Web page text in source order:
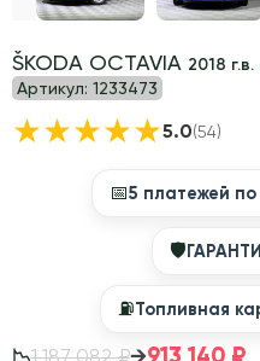
ŠKODA OCTAVIA 2018
Артикул: 1233473
★★★★★5.0(54)
📅5 платежей
🛡
⛽️Топливная
1 187 082 ₽